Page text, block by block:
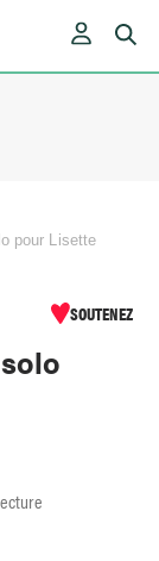
pour Lisette
SOUTENEZ